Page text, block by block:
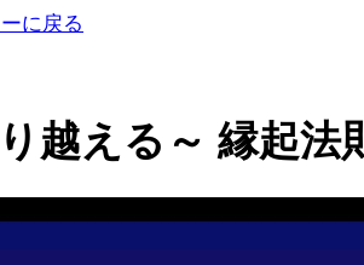
に戻る
越える～ 縁起法